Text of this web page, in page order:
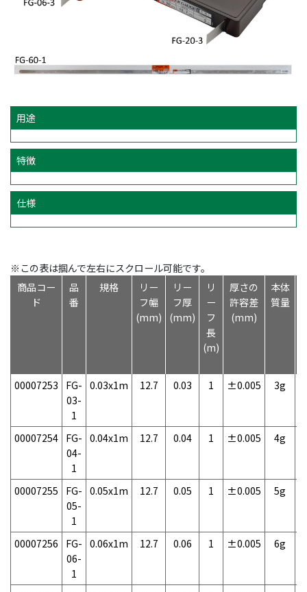
用途
特徴
仕様
※この表は掴んで左右にスクロール可能です。
商品コー
ド
品
番
規格
リー
フ幅
(mm)
リー
フ厚
(mm)
リ
ー
フ
長
(m)
厚さの
許容差
(mm)
本体
質量
00007253
FG-
03-
1
0.03x1m 12.7 0.03 1 ±0.005 3g
00007254 FG-
04-
1
0.04x1m 12.7 0.04 1 ±0.005 4g
00007255
FG-
05-
1
0.05x1m 12.7 0.05 1 ±0.005 5g
00007256
FG-
06-
1
0.06x1m 12.7 0.06 1 ±0.005 6g